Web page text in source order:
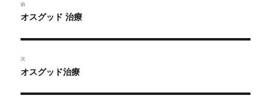
稿
ナ
ビ
ゲ
ー
前
前
投
オスグッド 治療
次
次
投
オスグッド治療